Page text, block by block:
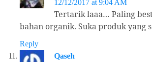
12/12/2017 at 9:04 AM
Tertarik laaa… Paling
bahan organik. Suka produk yang
Reply
Qaseh